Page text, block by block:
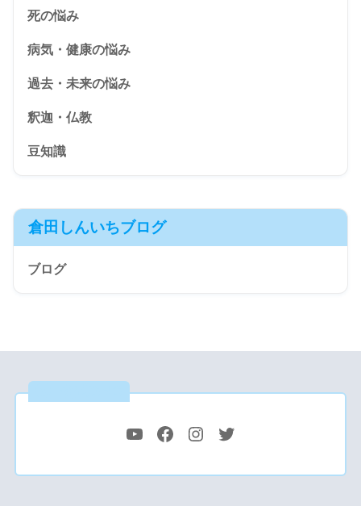
死の悩み
病気・健康の悩み
過去・未来の悩み
釈迦・仏教
豆知識
倉田しんいちブログ
ブログ